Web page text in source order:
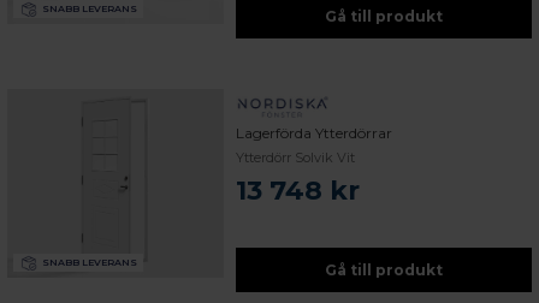
SNABB LEVERANS Gå till produkt
SNABB LEVERANS
Lagerförda Ytterdörrar
Ytterdörr Solvik Vit
13 748 kr
Gå till produkt